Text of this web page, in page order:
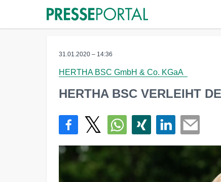
31.01.2020 – 14:36
HERTHA BSC GmbH & Co. KGaA
HERTHA BSC VERLEIHT